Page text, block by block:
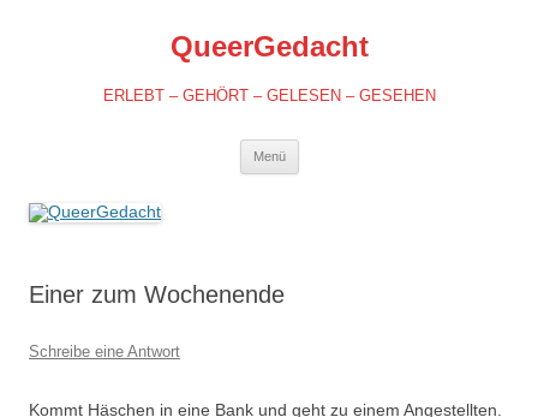
QueerGedacht
ERLEBT – GEHÖRT – GELESEN – GESEHEN
Menü
Einer zum Wochenende
Schreibe eine Antwort
Kommt Häschen in eine Bank und geht zu einem Angestellten.